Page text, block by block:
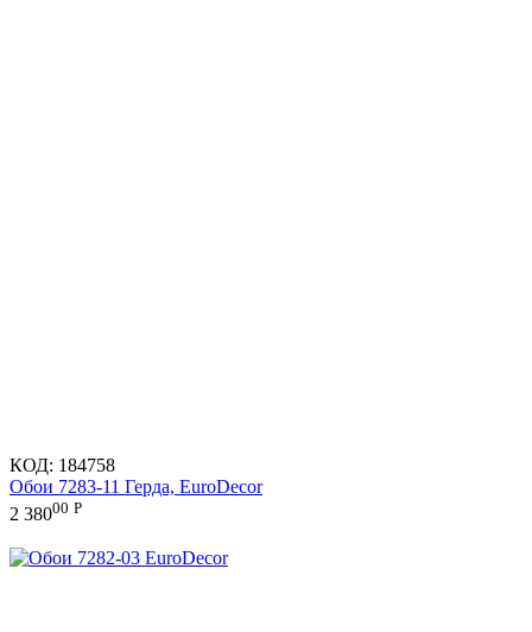
КОД: 184758
Обои 7283-11 Герда, EuroDecor
2 38000 Р